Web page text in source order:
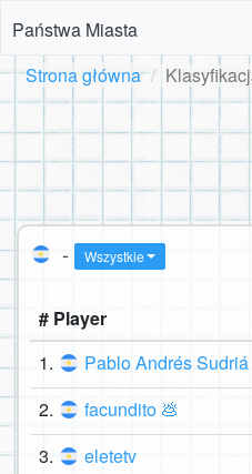
Państwa Miasta
Strona główna
- Wszystkie
# Player
1.
Pablo Andrés Sudriá
2. facundito 💩
3. eletetv